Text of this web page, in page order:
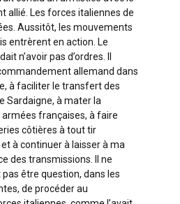
allié. Les forces italiennes de
Aussitôt, les mouvements
entrèrent en action. Le
n’avoir pas d’ordres. Il
allemand dans
à faciliter le transfert des
Sardaigne, à mater la
françaises, à faire
côtières à tout tir
à continuer à laisser à ma
des transmissions. Il ne
être question, dans les
de procéder au